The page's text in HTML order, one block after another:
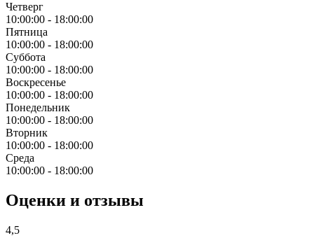
Четверг
10:00:00 - 18:00:00
Пятница
10:00:00 - 18:00:00
Суббота
10:00:00 - 18:00:00
Воскресенье
10:00:00 - 18:00:00
Понедельник
10:00:00 - 18:00:00
Вторник
10:00:00 - 18:00:00
Среда
10:00:00 - 18:00:00
Оценки и отзывы
4,5